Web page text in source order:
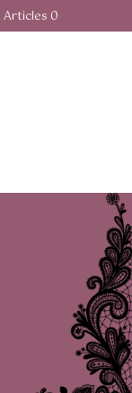
Articles 0